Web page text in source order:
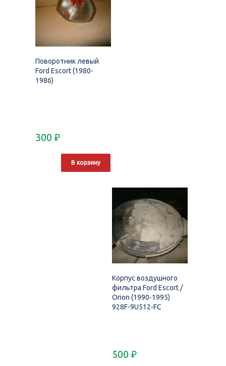
Поворотник левый
Ford Escort (1980-
1986)
300 ₽
В корзину
Корпус воздушного
фильтра Ford Escort /
Orion (1990-1995)
928F-9U512-FC
500 ₽